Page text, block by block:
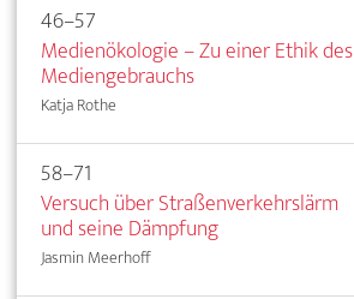
46–57
Medienökologie – Zu einer Ethik des
Mediengebrauchs
Katja Rothe
58–71
Versuch über Straßenverkehrslärm
und seine Dämpfung
Jasmin Meerhoff